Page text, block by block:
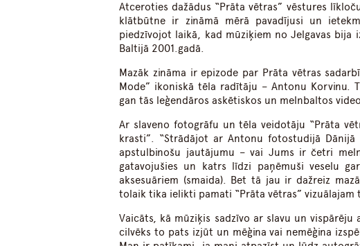
Atceroties dažādus “Prāta vētras” vēstures
klātbūtne ir zināmā mērā pavadījusi un
piedzīvojot laikā, kad mūziķiem no Jelgavas
Baltijā 2001.gadā.
Mazāk zināma ir epizode par Prāta vētras
Mode” ikoniskā tēla radītāju – Antonu Korvinu.
gan tās leģendāros askētiskos un melnbaltos
Ar slaveno fotogrāfu un tēla veidotāju “Prāta
krasti”. “Strādājot ar Antonu fotostudijā
apstulbinošu jautājumu – vai Jums ir četri
gatavojušies un katrs līdzi paņēmuši veselu
aksesuāriem (smaida). Bet tā jau ir dažreiz
tolaik tika ielikti pamati “Prāta vētras”
Vaicāts, kā mūziķis sadzīvo ar slavu un
cilvēks to pats izjūt un mēģina vai nemēģina